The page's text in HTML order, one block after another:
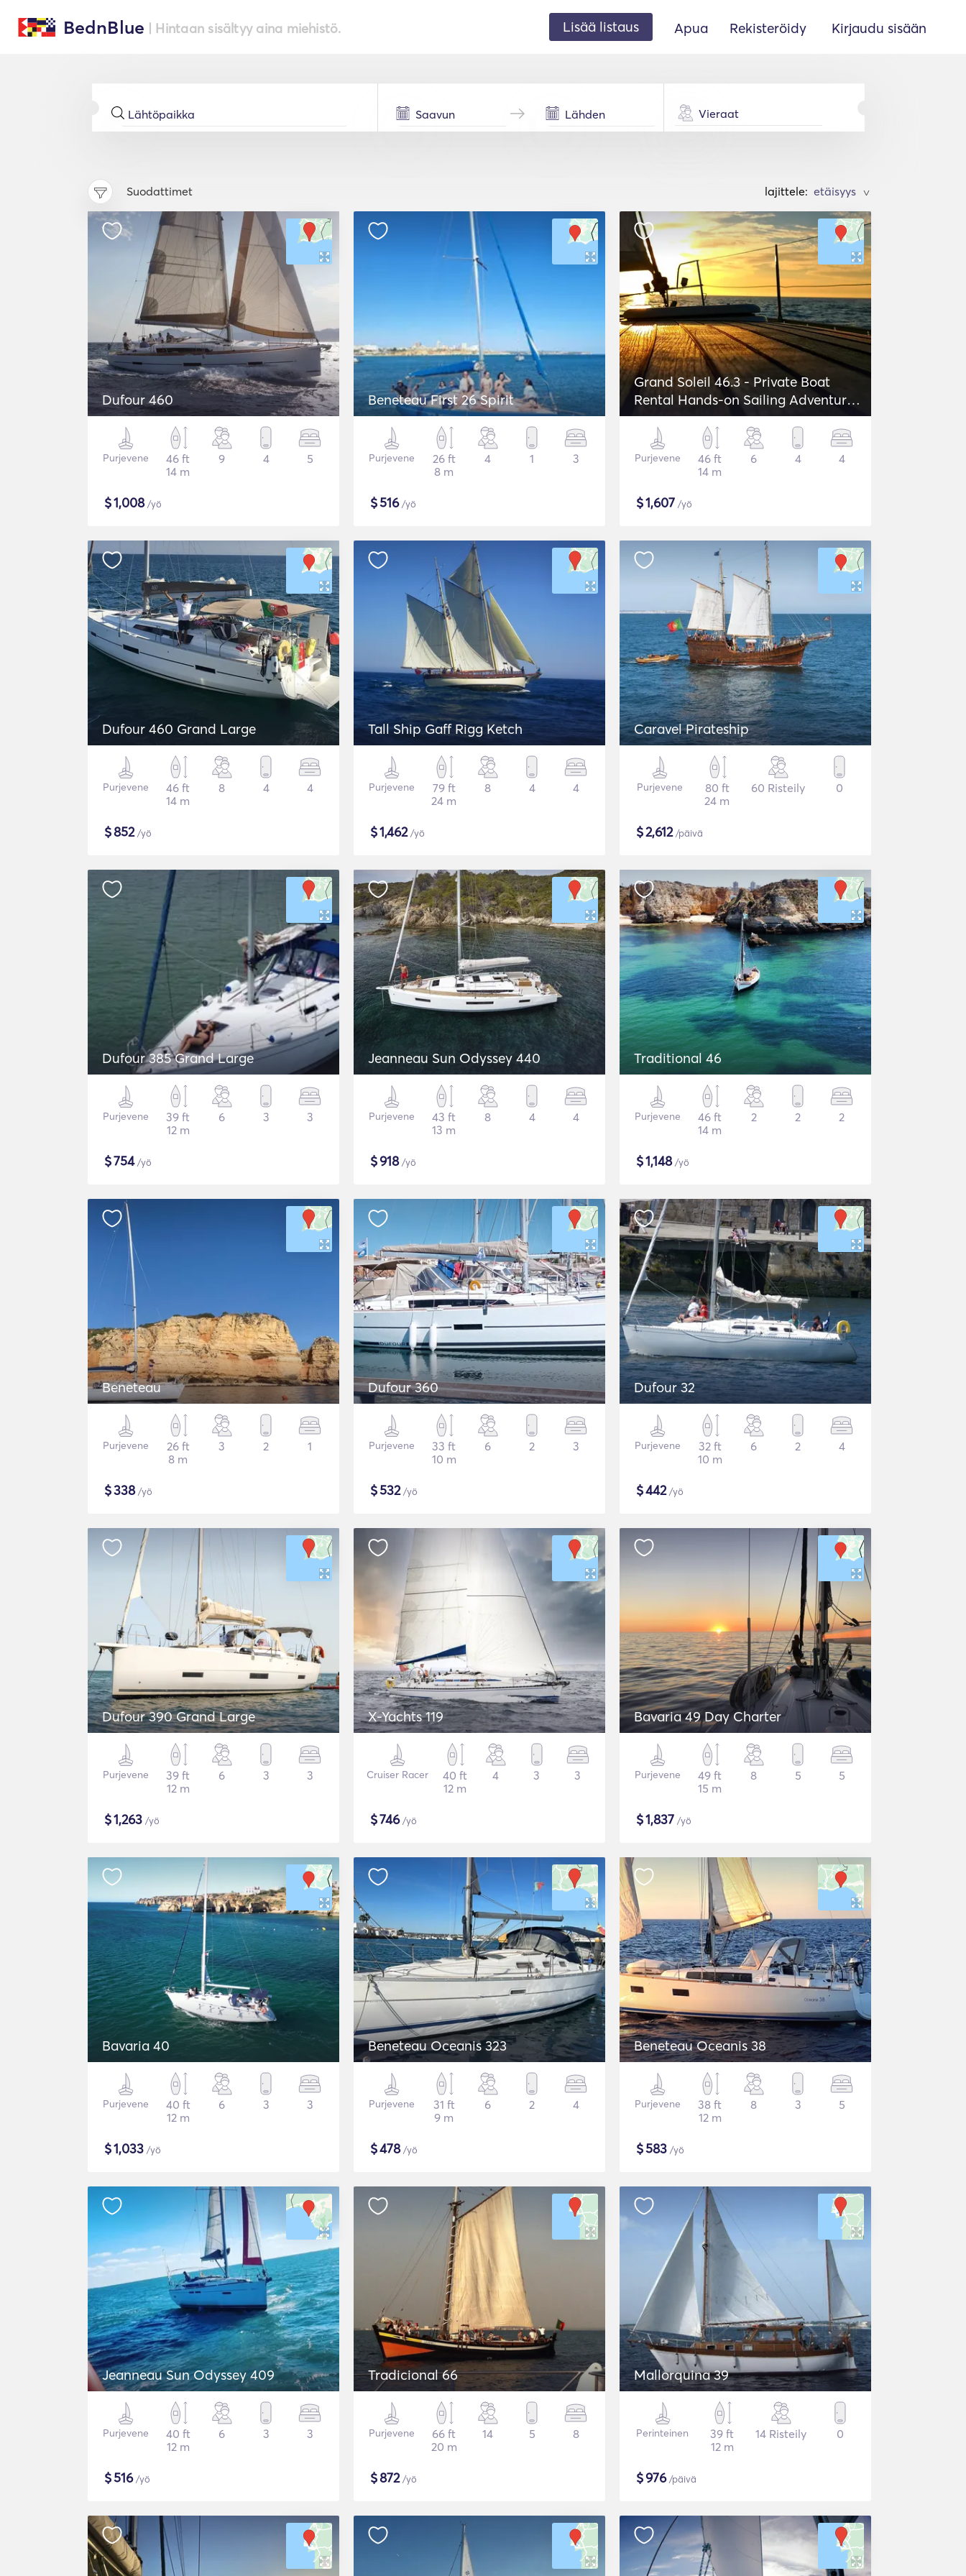
BednBlue | Hintaan sisältyy aina miehistö. Lisää listaus Apua Rekisteröidy Kirjaudu sisään
Vieraat
Suodattimet lajittele: >
Dufour 460
Purjevene
46 ft
14 m
9 4 5
$1,008/yö
Beneteau First 26 Spirit
Purjevene
26 ft
8 m
4 1 3
$516/yö
Grand Soleil 46.3 - Private Boat
Rental Hands-on Sailing Adventure
in Lagos
Purjevene
46 ft
14 m
6 4 4
$1,607 /yö
Dufour 460 Grand Large
Purjevene
46 ft
14 m
8 4 4
$852/yö
Tall Ship Gaff Rigg Ketch
Purjevene
79 ft
24 m
8 4 4
$1,462/yö
Caravel Pirateship
Purjevene
80 ft
24 m
60 Risteily 0
$2,612/päivä
Dufour 385 Grand Large
Purjevene
39 ft
12 m
6 3 3
$754/yö
Jeanneau Sun Odyssey 440
Purjevene
43 ft
13 m
8 4 4
$918/yö
Traditional 46
Purjevene
46 ft
14 m
2 2 2
$1,148/yö
Beneteau
Purjevene
26 ft
8 m
3 2 1
$338/yö
Dufour 360
Purjevene
33 ft
10 m
6 2 3
$532/yö
Dufour 32
Purjevene
32 ft
10 m
6 2 4
$442/yö
Dufour 390 Grand Large
Purjevene
39 ft
12 m
6 3 3
$1,263 /yö
X-Yachts 119
Cruiser Racer
40 ft
12 m
4 3 3
$746/yö
Bavaria 49 Day Charter
Purjevene
49 ft
15 m
8 5 5
$1,837 /yö
Bavaria 40
Purjevene
40 ft
12 m
6 3 3
$1,033 /yö
Beneteau Oceanis 323
Purjevene
31 ft
9 m
6 2 4
$478/yö
Beneteau Oceanis 38
Purjevene
38 ft
12 m
8 3 5
$583 /yö
Jeanneau Sun Odyssey 409
Purjevene
40 ft
12 m
6 3 3
$516/yö
Tradicional 66
Purjevene
66 ft
20 m
14 5 8
$872/yö
Mallorquina 39
Perinteinen
39 ft
12 m
14 Risteily 0
$976/päivä